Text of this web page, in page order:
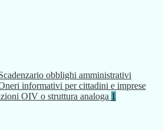
obblighi amministrativi
informativi per cittadini e imprese
OIV o struttura analoga 1